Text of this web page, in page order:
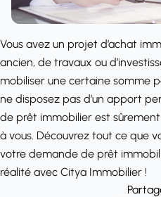
Vous avez un projet d’achat
ancien, de travaux ou
mobiliser une certaine somme
ne disposez pas d’un apport
de prêt immobilier est sûrement
à vous. Découvrez tout ce que
votre demande de prêt
réalité avec Citya Immobilier !